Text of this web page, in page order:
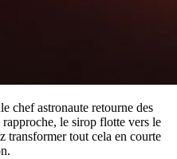
chef astronaute retourne des
le sirop flotte vers le
transformer tout cela en courte